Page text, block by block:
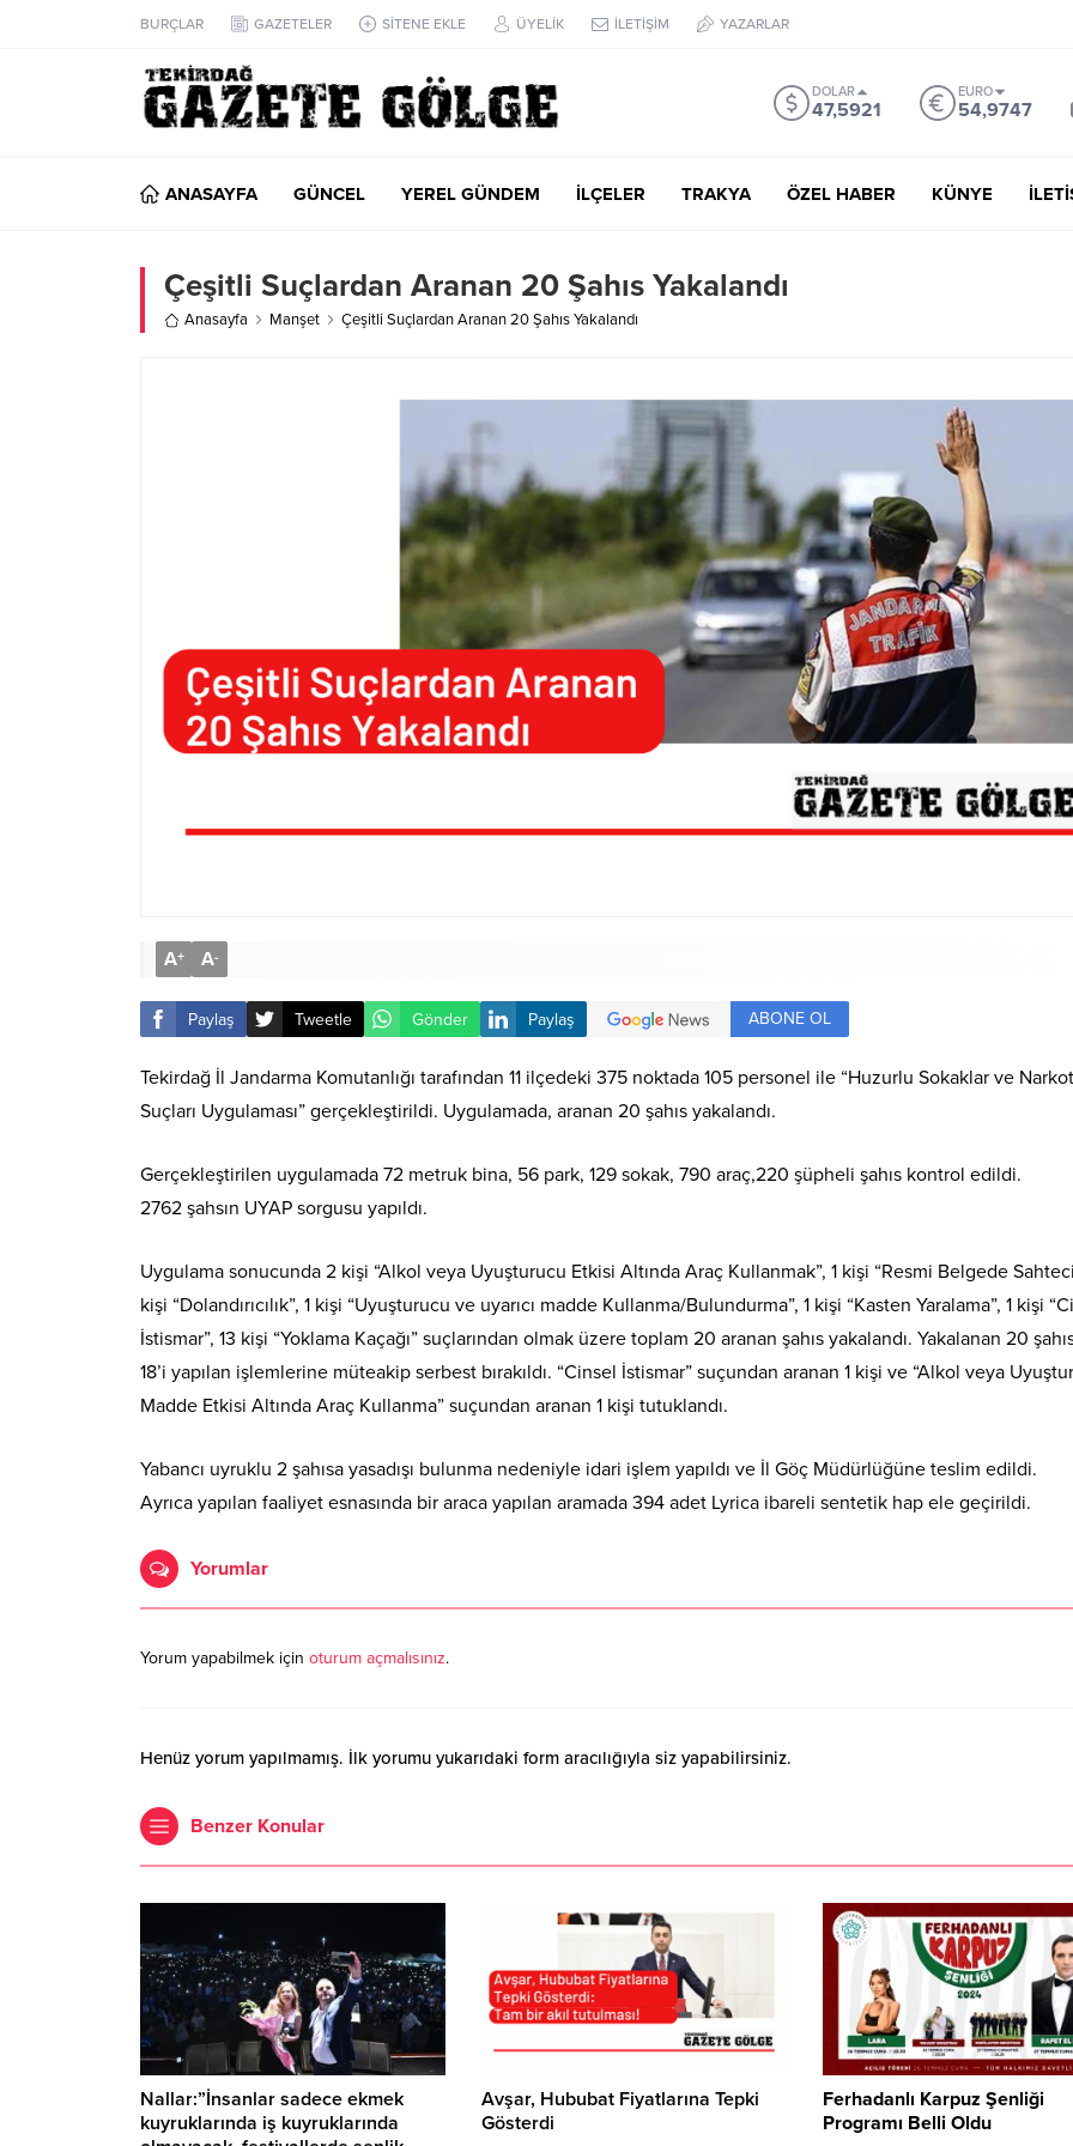
BURÇLAR GAZETELER SİTENE EKLE ÜYELİK İLETİŞİM YAZARLAR
DOLAR
47,5921
EURO
54,9747
ANASAYFA GÜNCEL YEREL GÜNDEM İLÇELER TRAKYA ÖZEL HABER KÜNYE
Çeşitli Suçlardan Aranan 20 Şahıs Yakalandı
Anasayfa Manşet Çeşitli Suçlardan Aranan 20 Şahıs Yakalandı
A+ A-
Paylaş Tweetle Gönder Paylaş ABONE OL
Tekirdağ İl Jandarma Komutanlığı tarafından 11 ilçedeki 375 noktada 105 personel ile “Huzurlu Sokaklar ve
Suçları Uygulaması” gerçekleştirildi. Uygulamada, aranan 20 şahıs yakalandı.
Gerçekleştirilen uygulamada 72 metruk bina, 56 park, 129 sokak, 790 araç,220 şüpheli şahıs kontrol edildi.
2762 şahsın UYAP sorgusu yapıldı.
Uygulama sonucunda 2 kişi “Alkol veya Uyuşturucu Etkisi Altında Araç Kullanmak”, 1 kişi “Resmi Belgede
kişi “Dolandırıcılık”, 1 kişi “Uyuşturucu ve uyarıcı madde Kullanma/Bulundurma”, 1 kişi “Kasten Yaralama”, 1 kişi
İstismar”, 13 kişi “Yoklama Kaçağı” suçlarından olmak üzere toplam 20 aranan şahıs yakalandı. Yakalanan 20
18’i yapılan işlemlerine müteakip serbest bırakıldı. “Cinsel İstismar” suçundan aranan 1 kişi ve “Alkol veya
Madde Etkisi Altında Araç Kullanma” suçundan aranan 1 kişi tutuklandı.
Yabancı uyruklu 2 şahısa yasadışı bulunma nedeniyle idari işlem yapıldı ve İl Göç Müdürlüğüne teslim edildi.
Ayrıca yapılan faaliyet esnasında bir araca yapılan aramada 394 adet Lyrica ibareli sentetik hap ele geçirildi.
Yorumlar
Yorum yapabilmek için oturum açmalısınız.
Henüz yorum yapılmamış. İlk yorumu yukarıdaki form aracılığıyla siz yapabilirsiniz.
Benzer Konular
Nallar:”İnsanlar sadece ekmek
kuyruklarında iş kuyruklarında
Avşar, Hububat Fiyatlarına Tepki
Gösterdi
Ferhadanlı Karpuz Şenliği
Programı Belli Oldu